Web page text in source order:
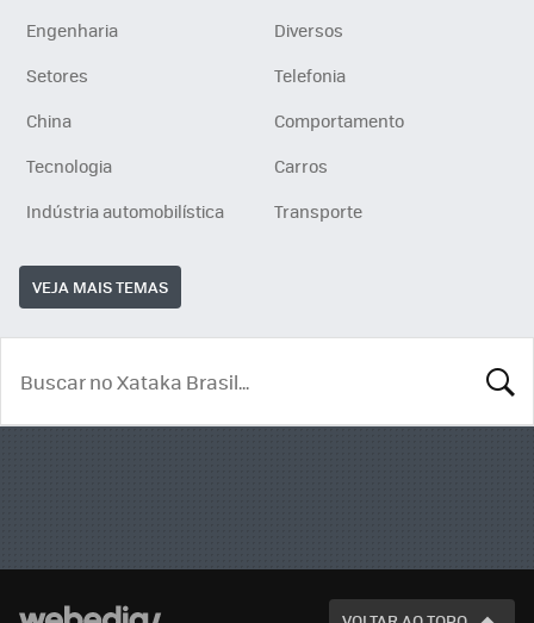
Engenharia
Diversos
Setores
Telefonia
China
Comportamento
Tecnologia
Carros
Indústria automobilística
Transporte
VEJA MAIS TEMAS